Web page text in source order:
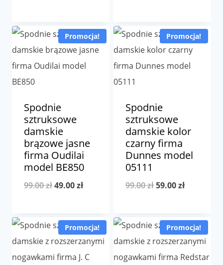
99.00 zł.49.00 zł.
149.00 zł.59.00 zł.
Promocja!
Spodnie
sztruksowe
damskie
brązowe jasne
firma Oudilai
model BE850
99.00złPierwotna
99.00 zł.
49.00złAktualna
49.00 zł.
Promocja!
Spodnie
sztruksowe
damskie kolor
czarny firma
Dunnes model
05111
99.00złPierwotna
99.00 zł.
59.00złAktualna
59.00 zł.
Promocja! Promocja!